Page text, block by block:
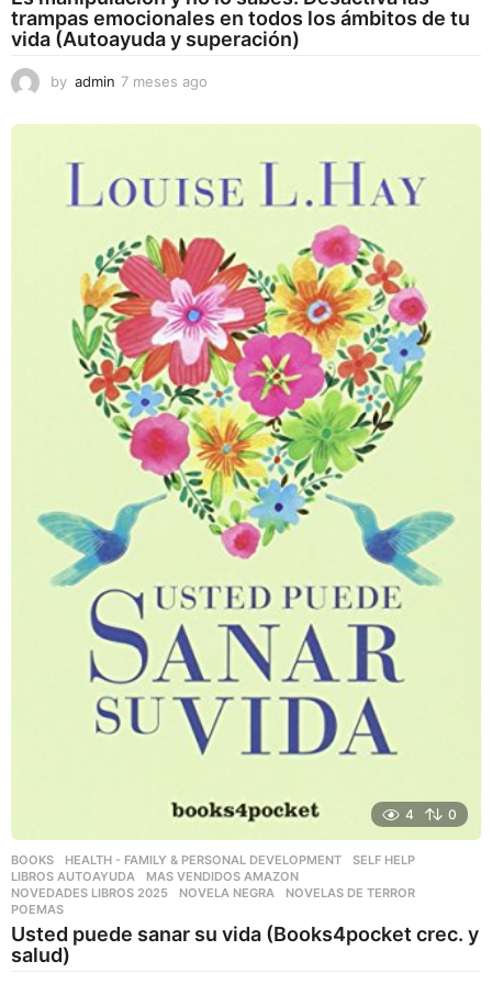
trampas emocionales en todos los ámbitos de tu
vida (Autoayuda y superación)
by admin 7 meses ago
e
s
a
o
4 0
BOOKS ,HEALTH - FAMILY & PERSONAL DEVELOPMENT ,SELF HELP
LIBROS AUTOAYUDA
,MAS VENDIDOS AMAZON
NOVEDADES LIBROS 2025
,NOVELA NEGRA ,NOVELAS DE TERROR
POEMAS
Usted puede sanar su vida (Books4pocket crec. y
salud)